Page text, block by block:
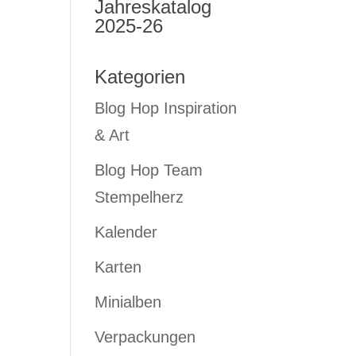
Jahreskatalog
2025-26
Kategorien
Blog Hop Inspiration
& Art
Blog Hop Team
Stempelherz
Kalender
Karten
Minialben
Verpackungen